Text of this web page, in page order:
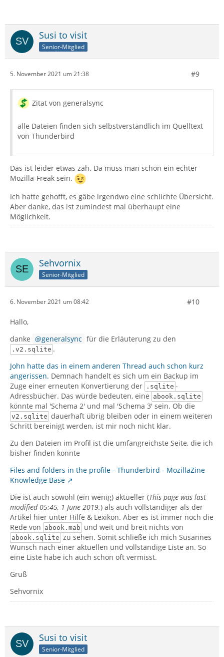
Susi to visit
Senior-Mitglied
5. November 2021 um 21:38 #9
Zitat von generalsync
alle Dateien finden sich selbstverständlich im Quelltext
von Thunderbird
Das ist leider etwas zäh. Da muss man schon ein echter
Mozilla-Freak sein.
Ich hatte gehofft, es gäbe irgendwo eine schlichte Übersicht.
Aber danke, das ist zumindest mal überhaupt eine
Möglichkeit.
Sehvornix
Senior-Mitglied
6. November 2021 um 08:42 #10
Hallo,
danke
generalsync für die Erläuterung zu den
.v2.sqlite .
John hatte das in einem anderen Thread auch schon kurz
angerissen. Demnach handelt es sich um ein Backup im
Zuge einer erneuten Konvertierung der
.sqlite -
Adressbücher. Das würde bedeuten, eine abook.sqlite
könnte mal 'Schema 2' und mal 'Schema 3' sein. Ob die
v2.sqlite dauerhaft übrig bleiben oder in einem weiteren
Schritt bereinigt werden, ist mir noch nicht klar.
Zu den Dateien im Profil ist die umfangreichste Seite, die ich
bisher finden konnte
Files and folders in the profile - Thunderbird - MozillaZine
Knowledge Base
Die ist auch sowohl (ein wenig) aktueller (This page was last
modified 05:45, 1 June 2019.) als auch vollständiger als der
Artikel hier unter Hilfe & Lexikon. Aber es ist immer noch die
Rede von abook.mab und weit und breit nichts von
abook.sqlite zu sehen. Somit schließe ich mich Susannes
Wunsch nach einer aktuellen und vollständige Liste an. So
eine Liste habe ich auch schon oft vermisst.
Gruß
Sehvornix
Susi to visit
Senior-Mitglied